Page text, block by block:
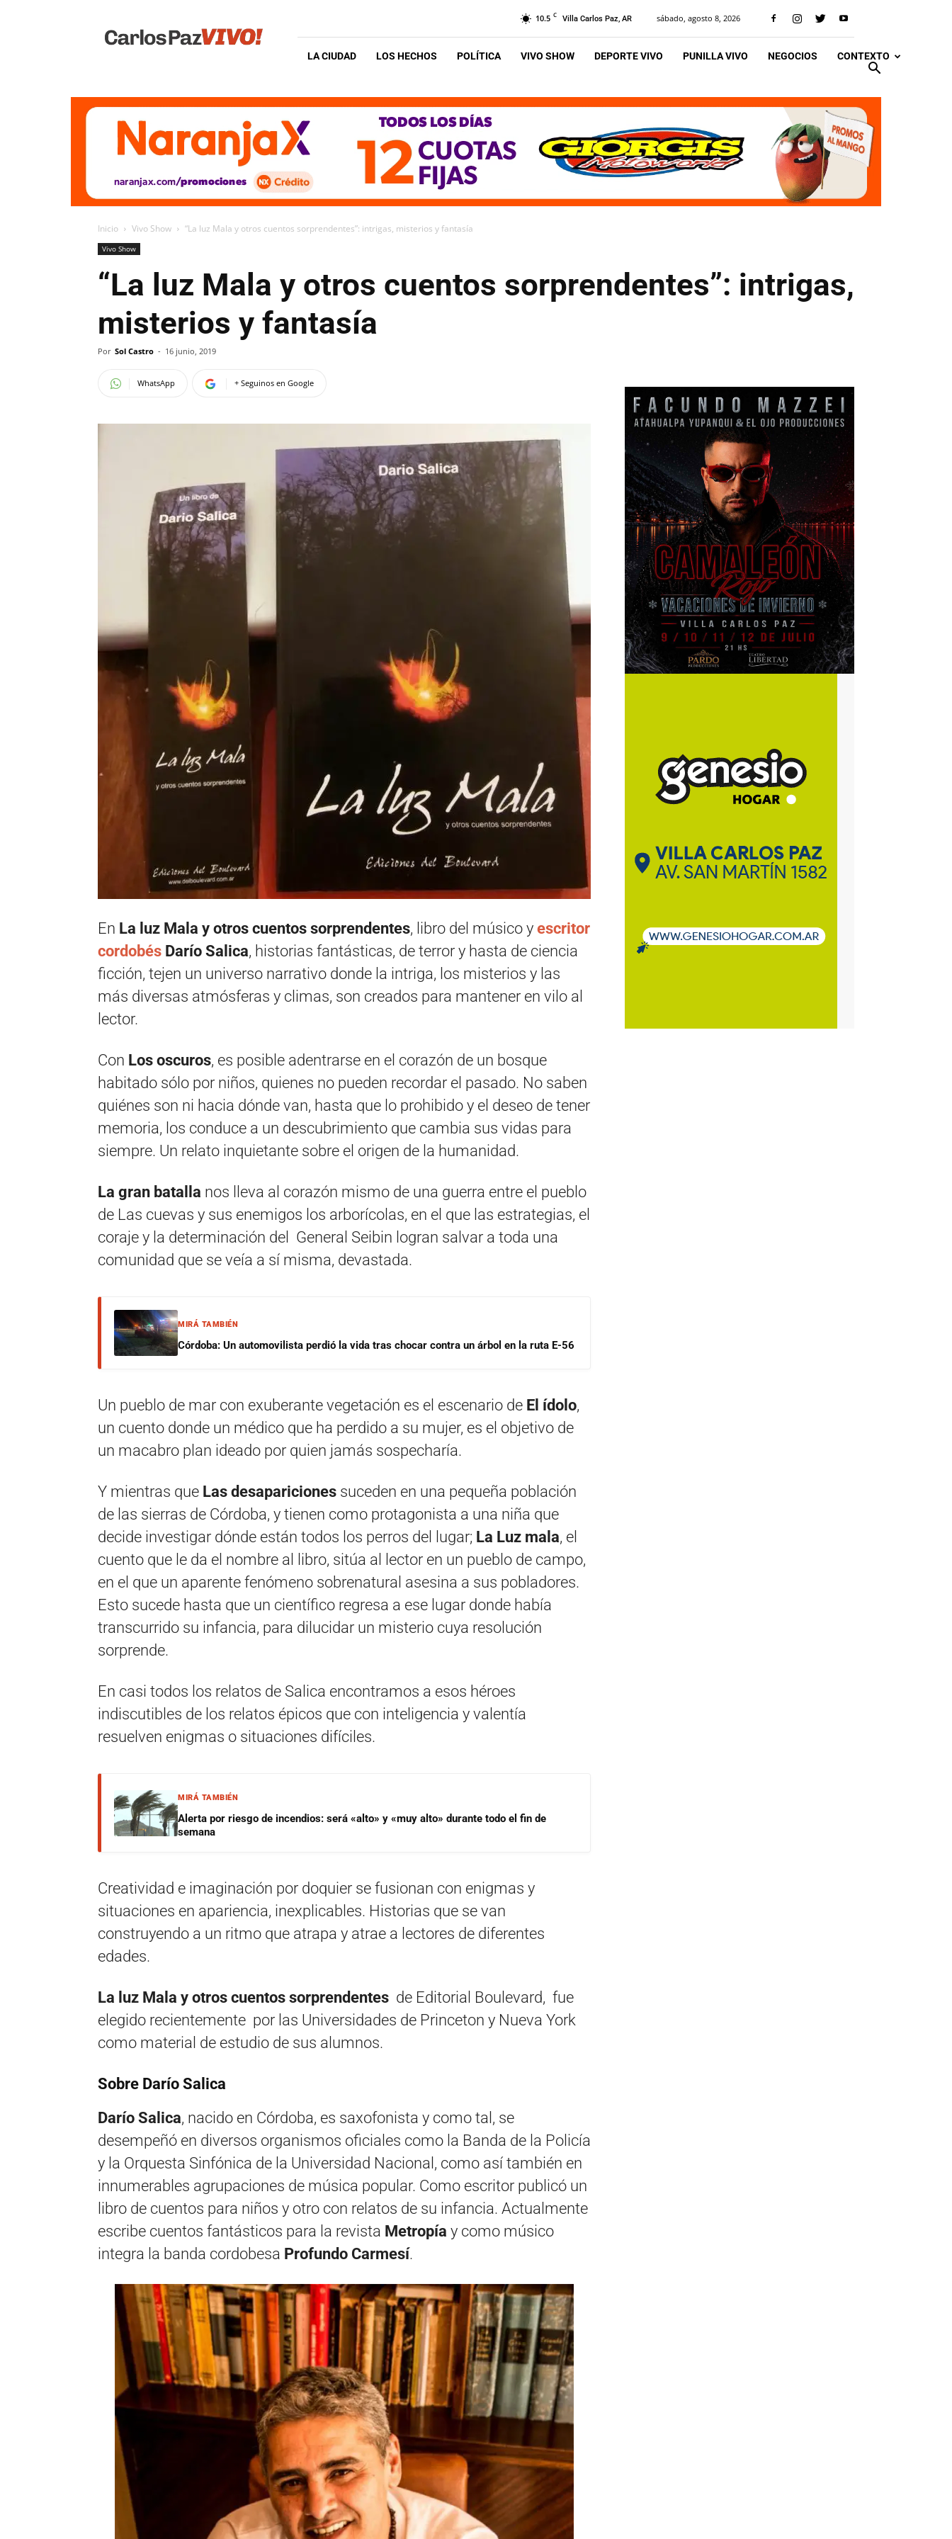
Vivo
10.5 C Villa Carlos Paz, AR sábado, agosto 8, 2026
LA CIUDAD LOS HECHOS POLÍTICA VIVO SHOW DEPORTE VIVO PUNILLA VIVO NEGOCIOS CONTEXTO
Inicio Vivo Show “La luz Mala y otros cuentos sorprendentes”: intrigas, misterios y fantasía
Vivo Show
“La luz Mala y otros cuentos sorprendentes”: intrigas,
misterios y fantasía
Por Sol Castro - 16 junio, 2019
WhatsApp + Seguinos en Google
En La luz Mala y otros cuentos sorprendentes, libro del músico y escritor
cordobés Darío Salica, historias fantásticas, de terror y hasta de ciencia
ficción, tejen un universo narrativo donde la intriga, los misterios y las
más diversas atmósferas y climas, son creados para mantener en vilo al
lector.
Con Los oscuros, es posible adentrarse en el corazón de un bosque
habitado sólo por niños, quienes no pueden recordar el pasado. No saben
quiénes son ni hacia dónde van, hasta que lo prohibido y el deseo de tener
memoria, los conduce a un descubrimiento que cambia sus vidas para
siempre. Un relato inquietante sobre el origen de la humanidad.
La gran batalla nos lleva al corazón mismo de una guerra entre el pueblo
de Las cuevas y sus enemigos los arborícolas, en el que las estrategias, el
coraje y la determinación del General Seibin logran salvar a toda una
comunidad que se veía a sí misma, devastada.
MIRÁ TAMBIÉN
Córdoba: Un automovilista perdió la vida tras chocar contra un árbol en la ruta E-56
Un pueblo de mar con exuberante vegetación es el escenario de El ídolo,
un cuento donde un médico que ha perdido a su mujer, es el objetivo de
un macabro plan ideado por quien jamás sospecharía.
Y mientras que Las desapariciones suceden en una pequeña población
de las sierras de Córdoba, y tienen como protagonista a una niña que
decide investigar dónde están todos los perros del lugar; La Luz mala, el
cuento que le da el nombre al libro, sitúa al lector en un pueblo de campo,
en el que un aparente fenómeno sobrenatural asesina a sus pobladores.
Esto sucede hasta que un científico regresa a ese lugar donde había
transcurrido su infancia, para dilucidar un misterio cuya resolución
sorprende.
En casi todos los relatos de Salica encontramos a esos héroes
indiscutibles de los relatos épicos que con inteligencia y valentía
resuelven enigmas o situaciones difíciles.
MIRÁ TAMBIÉN
Alerta por riesgo de incendios: será «alto» y «muy alto» durante todo el fin de
semana
Creatividad e imaginación por doquier se fusionan con enigmas y
situaciones en apariencia, inexplicables. Historias que se van
construyendo a un ritmo que atrapa y atrae a lectores de diferentes
edades.
La luz Mala y otros cuentos sorprendentes de Editorial Boulevard, fue
elegido recientemente por las Universidades de Princeton y Nueva York
como material de estudio de sus alumnos.
Sobre Darío Salica
Darío Salica, nacido en Córdoba, es saxofonista y como tal, se
desempeñó en diversos organismos oficiales como la Banda de la Policía
y la Orquesta Sinfónica de la Universidad Nacional, como así también en
innumerables agrupaciones de música popular. Como escritor publicó un
libro de cuentos para niños y otro con relatos de su infancia. Actualmente
escribe cuentos fantásticos para la revista Metropía y como músico
integra la banda cordobesa Profundo Carmesí.